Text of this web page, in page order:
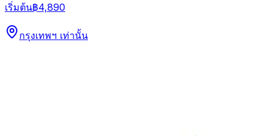
เริ่มต้น฿4,890
กรุงเทพฯ เท่านั้น